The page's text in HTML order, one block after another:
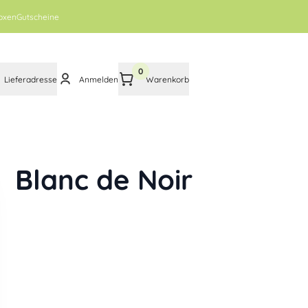
Gutscheine
Lieferadresse Anmelden
0
Warenkorb
Blanc de Noir